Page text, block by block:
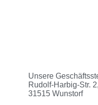
Unsere
Rudolf-Harbig-Str. 2,
31515 Wunstorf